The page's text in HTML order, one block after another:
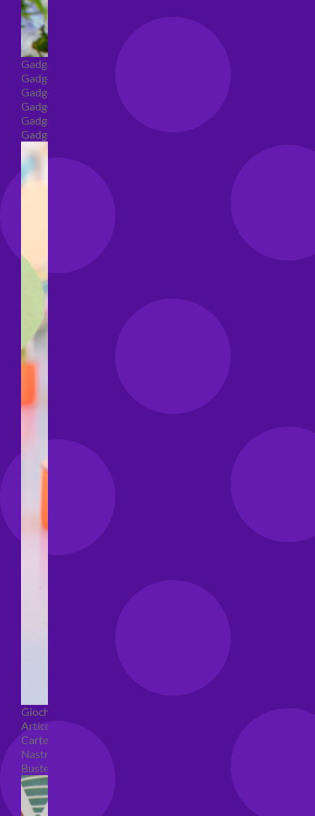
Gadget
Gadget addio al nubilato
Gadget Laurea
Gadget addio al celibato
Gadget per compleanno
Gadget generici
Giochi pirici
Articoli per confezioni regalo
Carte regalo
Nastri e coccarde
Buste regalo